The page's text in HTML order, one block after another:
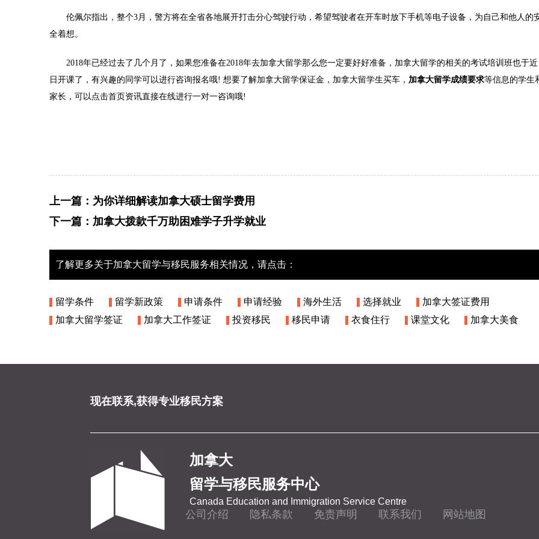
伦佩尔指出，整个3月，警方将在全省各地展开打击分心驾驶行动，希望驾驶者在开车时放下手机等电子设备，为自己和他人的
全着想。
2018年已经过去了几个月了，如果您准备在2018年去加拿大留学那么您一定要好好准备，加拿大留学的相关的考试培训班也于近
日开课了，有兴趣的同学可以进行咨询报名哦! 想要了解加拿大留学保证金，加拿大留学生买车， 加拿大留学成绩要求等信息的学生
家长，可以点击首页资讯直接在线进行一对一咨询哦!
上一篇： 为你详细解读加拿大硕士留学费用
下一篇： 加拿大拨款千万助困难学子升学就业
了解更多关于加拿大留学与移民服务相关情况，请点击：
留学条件 留学新政策 申请条件 申请经验 海外生活 选择就业
加拿大签证费用
加拿大留学签证
加拿大工作签证 投资移民 移民申请 衣食住行 课堂文化 加拿大美食
现在联系,获得专业移民方案
加拿大
留学与移民服务中心
Canada Education and Immigration Service Centre
公司介绍 隐私条款 免责声明 联系我们 网站地图